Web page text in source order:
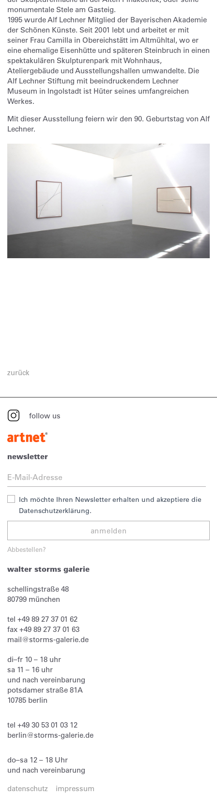
monumentale Stele am Gasteig.
1995 wurde Alf Lechner Mitglied der Bayerischen Akademie
der Schönen Künste. Seit 2001 lebt und arbeitet er mit
seiner Frau Camilla in Obereichstätt im Altmühltal, wo er
eine ehemalige Eisenhütte und späteren Steinbruch in einen
spektakulären Skulpturenpark mit Wohnhaus,
Ateliergebäude und Ausstellungshallen umwandelte. Die
Alf Lechner Stiftung mit beeindruckendem Lechner
Museum in Ingolstadt ist Hüter seines umfangreichen
Werkes.
Mit dieser Ausstellung feiern wir den 90. Geburtstag von Alf
Lechner.
zurück
follow us
newsletter
Ich möchte Ihren Newsletter erhalten und akzeptiere die
Datenschutzerklärung.
anmelden
Abbestellen?
walter storms galerie
schellingstraße 48
80799 münchen
tel +49 89 27 37 01 62
fax +49 89 27 37 01 63
mail@storms-galerie.de
di–fr 10 – 18 uhr
sa 11 – 16 uhr
und nach vereinbarung
potsdamer straße 81A
10785 berlin
tel +49 30 53 01 03 12
berlin@storms-galerie.de
do–sa 12 – 18 Uhr
und nach vereinbarung
datenschutz
impressum